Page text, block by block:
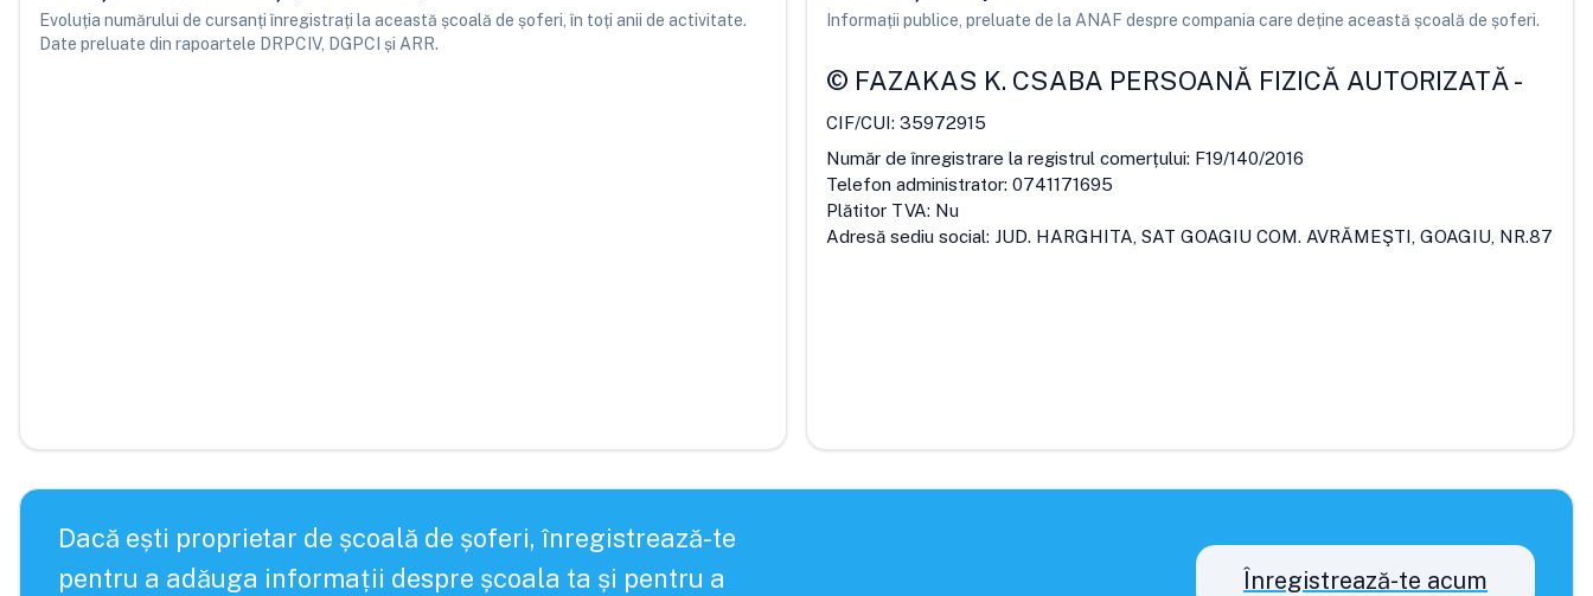
Evoluția numărului de cursanți înregistrați la această școală de șoferi, în toți anii de activitate.
Date preluate din rapoartele DRPCIV, DGPCI și ARR.
Informații publice, preluate de la ANAF despre compania care deține această școală de șoferi.
© FAZAKAS K. CSABA PERSOANĂ FIZICĂ AUTORIZATĂ-
CIF/CUI: 35972915
Număr de înregistrare la registrul comerțului: F19/140/2016
Telefon administrator: 0741171695
Plătitor TVA: Nu
Adresă sediu social: JUD. HARGHITA, SAT GOAGIU COM. AVRĂMEŞTI, GOAGIU, NR.87
Dacă ești proprietar de școală de șoferi, înregistrează-te
pentru a adăuga informații despre școala ta și pentru a
Înregistrează-te acum